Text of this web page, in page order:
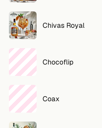
Chivas Royal
Chocoflip
Coax